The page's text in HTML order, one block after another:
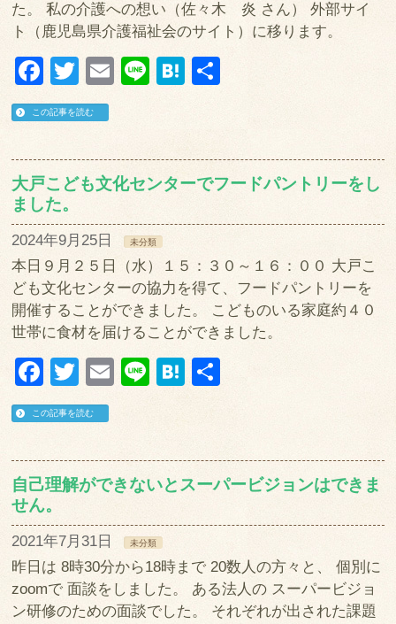
た。 私の介護への想い（佐々木 炎 さん） 外部サイ
ト（鹿児島県介護福祉会のサイト）に移ります。
Facebook
Twitter
EmailLineHatena
この記事を読む
大戸こども文化センターでフードパントリーをし
ました。
2024年9月25日 未分類
本日９月２５日（水）１５：３０～１６：００ 大戸こ
ども文化センターの協力を得て、フードパントリーを
開催することができました。 こどものいる家庭約４０
世帯に食材を届けることができました。
Facebook
Twitter
EmailLineHatena
この記事を読む
自己理解ができないとスーパービジョンはできま
せん。
2021年7月31日 未分類
昨日は 8時30分から18時まで 20数人の方々と、 個別に
zoomで 面談をしました。 ある法人の スーパービジョ
ン研修のための面談でした。 それぞれが出された課題